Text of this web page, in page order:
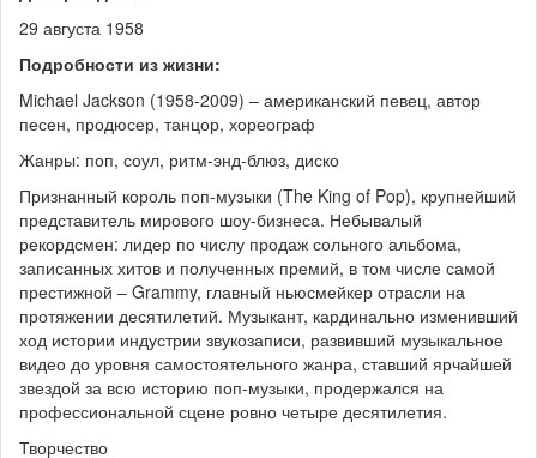
29 августа 1958
Подробности из жизни:
Michael Jackson (1958-2009) – американский певец, автор
песен, продюсер, танцор, хореограф
Жанры: поп, соул, ритм-энд-блюз, диско
Признанный король поп-музыки (The King of Pop), крупнейший
представитель мирового шоу-бизнеса. Небывалый
рекордсмен: лидер по числу продаж сольного альбома,
записанных хитов и полученных премий, в том числе самой
престижной – Grammy, главный ньюсмейкер отрасли на
протяжении десятилетий. Музыкант, кардинально изменивший
ход истории индустрии звукозаписи, развивший музыкальное
видео до уровня самостоятельного жанра, ставший ярчайшей
звездой за всю историю поп-музыки, продержался на
профессиональной сцене ровно четыре десятилетия.
Творчество